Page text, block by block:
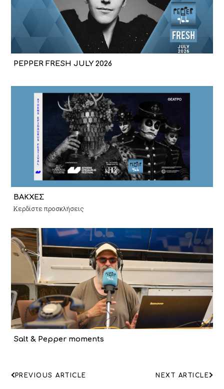
PEPPER FRESH JULY 2026
ΒΑΚΧΕΣ
Κερδίστε προσκλήσεις
Salt & Pepper moments
ΠΛΟΗΓΗΣΗ
NEXT ARTICLE
PREVIOUS ARTICLE